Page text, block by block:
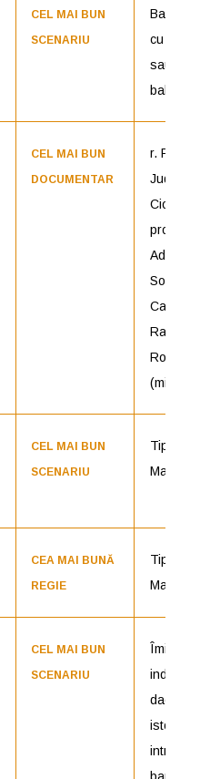
CEL MAI BUN
SCENARIU
cu bucluc
sau porno
balamuc
CEL MAI BUN
DOCUMENTAR
r. Radu
Jude,
Cioflâncă
Ada
Solomon,
Carla
Radu
România
CEL MAI BUN
SCENARIU
Tipografic
Majuscul
CEA MAI BUNĂ
REGIE
Tipografic
Majuscul
CEL MAI BUN
SCENARIU
Îmi este
indiferent
dacă în
istorie
intra ca